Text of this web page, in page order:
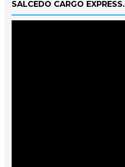
SALCEDO CARGO EXPRESS.